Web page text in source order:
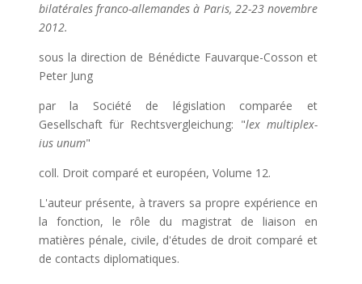
bilatérales franco-allemandes à Paris, 22-23 novembre
2012.
sous la direction de Bénédicte Fauvarque-Cosson et
Peter Jung
par la Société de législation comparée et
Gesellschaft für Rechtsvergleichung: "lex multiplex-
ius unum"
coll. Droit comparé et européen, Volume 12.
L'auteur présente, à travers sa propre expérience en
la fonction, le rôle du magistrat de liaison en
matières pénale, civile, d'études de droit comparé et
de contacts diplomatiques.